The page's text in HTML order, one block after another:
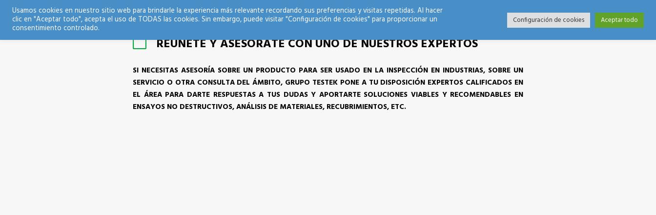
REÚNETE Y ASESÓRATE CON UNO DE NUESTROS EXPERTOS
SI NECESITAS ASESORÍA SOBRE UN PRODUCTO PARA SER USADO EN LA INSPECCIÓN EN INDUSTRIAS, SOBRE UN
SERVICIO O OTRA CONSULTA DEL ÁMBITO, GRUPO TESTEK PONE A TU DISPOSICIÓN EXPERTOS CALIFICADOS EN
EL ÁREA PARA DARTE RESPUESTAS A TUS DUDAS Y APORTARTE SOLUCIONES VIABLES Y RECOMENDABLES EN
ENSAYOS NO DESTRUCTIVOS, ANÁLISIS DE MATERIALES, RECUBRIMIENTOS, ETC.
Usamos cookies en nuestro sitio web para brindarle la experiencia más relevante recordando sus preferencias y visitas repetidas. Al hacer
clic en "Aceptar todo", acepta el uso de TODAS las cookies. Sin embargo, puede visitar "Configuración de cookies" para proporcionar un
consentimiento controlado.
Configuración de cookies Aceptar todo